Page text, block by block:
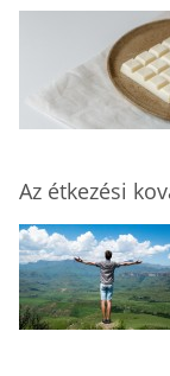
Az étkezési